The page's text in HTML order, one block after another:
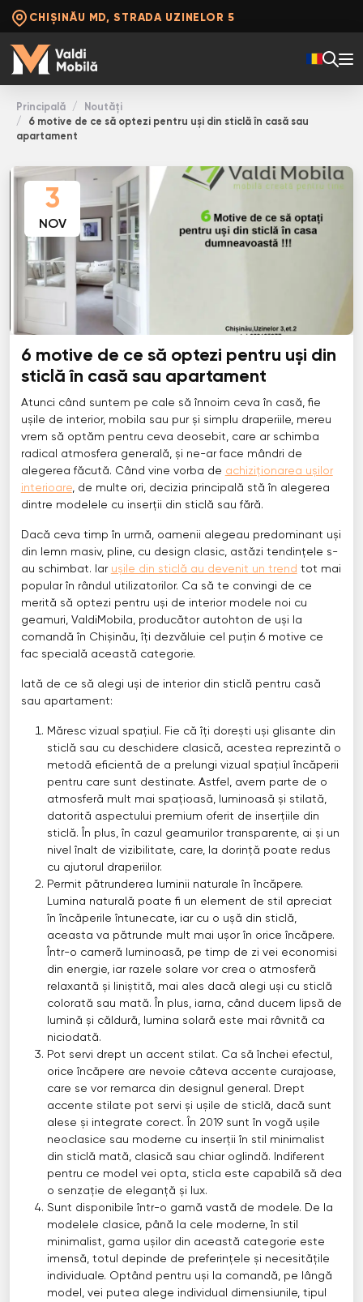
CHIȘINĂU MD, STRADA UZINELOR 5
Principală
Noutăți
6 motive de ce să optezi pentru uși din sticlă în casă sau
apartament
3
NOV
6 motive de ce să optezi pentru uși din
sticlă în casă sau apartament
Atunci când suntem pe cale să înnoim ceva în casă, fie
ușile de interior, mobila sau pur și simplu draperiile, mereu
vrem să optăm pentru ceva deosebit, care ar schimba
radical atmosfera generală, și ne-ar face mândri de
alegerea făcută. Când vine vorba de achiziționarea ușilor
interioare, de multe ori, decizia principală stă în alegerea
dintre modelele cu inserții din sticlă sau fără.
Dacă ceva timp în urmă, oamenii alegeau predominant uși
din lemn masiv, pline, cu design clasic, astăzi tendințele s-
au schimbat. Iar ușile din sticlă au devenit un trend tot mai
popular în rândul utilizatorilor. Ca să te convingi de ce
merită să optezi pentru uși de interior modele noi cu
geamuri, ValdiMobila, producător autohton de uși la
comandă în Chișinău, îți dezvăluie cel puțin 6 motive ce
fac specială această categorie.
Iată de ce să alegi uși de interior din sticlă pentru casă
sau apartament:
Măresc vizual spațiul. Fie că îți dorești uși glisante din
sticlă sau cu deschidere clasică, acestea reprezintă o
metodă eficientă de a prelungi vizual spațiul încăperii
pentru care sunt destinate. Astfel, avem parte de o
atmosferă mult mai spațioasă, luminoasă și stilată,
datorită aspectului premium oferit de inserțiile din
sticlă. În plus, în cazul geamurilor transparente, ai și un
nivel înalt de vizibilitate, care, la dorință poate redus
cu ajutorul draperiilor.
Permit pătrunderea luminii naturale în încăpere.
Lumina naturală poate fi un element de stil apreciat
în încăperile întunecate, iar cu o ușă din sticlă,
aceasta va pătrunde mult mai ușor în orice încăpere.
Într-o cameră luminoasă, pe timp de zi vei economisi
din energie, iar razele solare vor crea o atmosferă
relaxantă și liniștită, mai ales dacă alegi uși cu sticlă
colorată sau mată. În plus, iarna, când ducem lipsă de
lumină și căldură, lumina solară este mai râvnită ca
niciodată.
Pot servi drept un accent stilat. Ca să închei efectul,
orice încăpere are nevoie câteva accente curajoase,
care se vor remarca din designul general. Drept
accente stilate pot servi și ușile de sticlă, dacă sunt
alese și integrate corect. În 2019 sunt în vogă ușile
neoclasice sau moderne cu inserții în stil minimalist
din sticlă mată, clasică sau chiar oglindă. Indiferent
pentru ce model vei opta, sticla este capabilă să dea
o senzație de eleganță și lux.
Sunt disponibile într-o gamă vastă de modele. De la
modelele clasice, până la cele moderne, în stil
minimalist, gama ușilor din această categorie este
imensă, totul depinde de preferințele și necesitățile
individuale. Optând pentru uși la comandă, pe lângă
model, vei putea alege individual dimensiunile, tipul